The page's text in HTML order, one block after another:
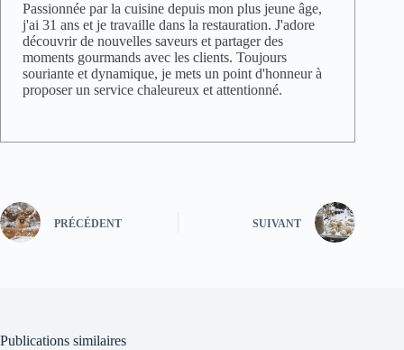
Passionnée par la cuisine depuis mon plus jeune âge,
j'ai 31 ans et je travaille dans la restauration. J'adore
découvrir de nouvelles saveurs et partager des
moments gourmands avec les clients. Toujours
souriante et dynamique, je mets un point d'honneur à
proposer un service chaleureux et attentionné.
PRÉCÉDENT SUIVANT
Publications similaires